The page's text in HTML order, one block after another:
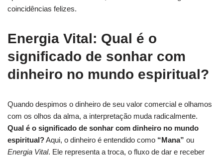
coincidências felizes.
Energia Vital: Qual é o
significado de sonhar com
dinheiro no mundo espiritual?
Quando despimos o dinheiro de seu valor comercial e olhamos
com os olhos da alma, a interpretação muda radicalmente.
Qual é o significado de sonhar com dinheiro no mundo
espiritual?Aqui, o dinheiro é entendido como “Mana” ou
Energia Vital. Ele representa a troca, o fluxo de dar e receber